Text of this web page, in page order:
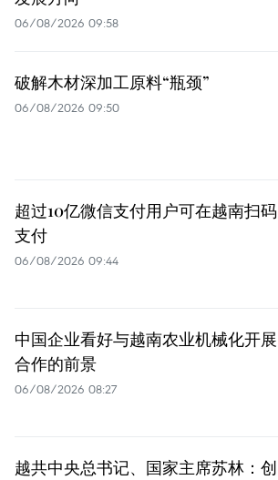
06/08/2026 09:58
破解木材深加工原料“瓶颈”
06/08/2026 09:50
超过10亿微信支付用户可在越南扫码
支付
06/08/2026 09:44
中国企业看好与越南农业机械化开展
合作的前景
06/08/2026 08:27
越共中央总书记、国家主席苏林：创